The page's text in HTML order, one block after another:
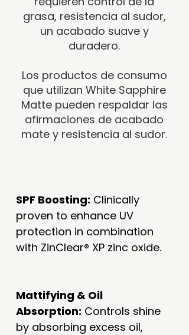
grasa, resistencia al sudor,
un acabado suave y
duradero.
Los productos de consumo
que utilizan White Sapphire
Matte pueden respaldar las
afirmaciones de acabado
mate y resistencia al sudor.
SPF Boosting: Clinically
proven to enhance UV
protection in combination
with ZinClear® XP zinc oxide.
Mattifying & Oil
Absorption: Controls shine
by absorbing excess oil,